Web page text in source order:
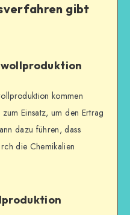
gibt
kommen
Einsatz, um den Ertrag
dazu führen, dass
die Chemikalien